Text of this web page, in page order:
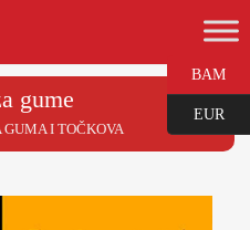
gume
GUMA I TOČKOVA
BAM
EUR